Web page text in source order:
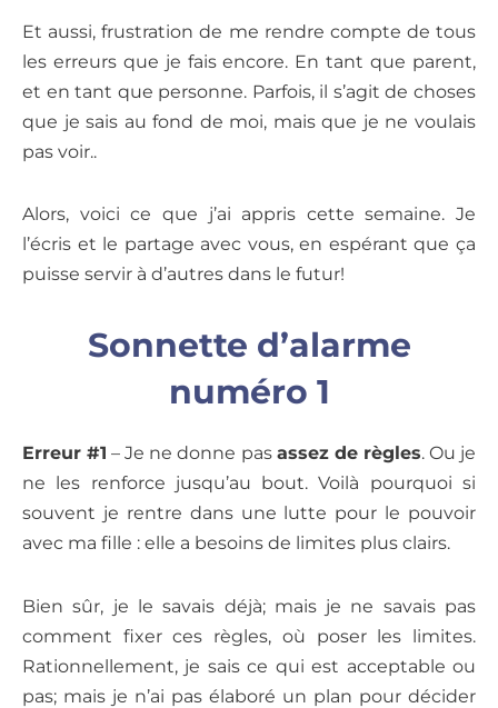
Et aussi, frustration de me rendre compte de tous
les erreurs que je fais encore. En tant que parent,
et en tant que personne. Parfois, il s’agit de choses
que je sais au fond de moi, mais que je ne voulais
pas voir..
Alors, voici ce que j’ai appris cette semaine. Je
l’écris et le partage avec vous, en espérant que ça
puisse servir à d’autres dans le futur!
Sonnette d’alarme
numéro 1
Erreur #1 – Je ne donne pas assez de règles. Ou je
ne les renforce jusqu’au bout. Voilà pourquoi si
souvent je rentre dans une lutte pour le pouvoir
avec ma fille : elle a besoins de limites plus clairs.
Bien sûr, je le savais déjà; mais je ne savais pas
comment fixer ces règles, où poser les limites.
Rationnellement, je sais ce qui est acceptable ou
pas; mais je n’ai pas élaboré un plan pour décider